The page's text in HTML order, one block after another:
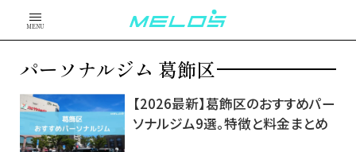
MENU
パーソナルジム 葛飾区
【2026最新】葛飾区のおすすめパー
ソナルジム9選。特徴と料金まとめ